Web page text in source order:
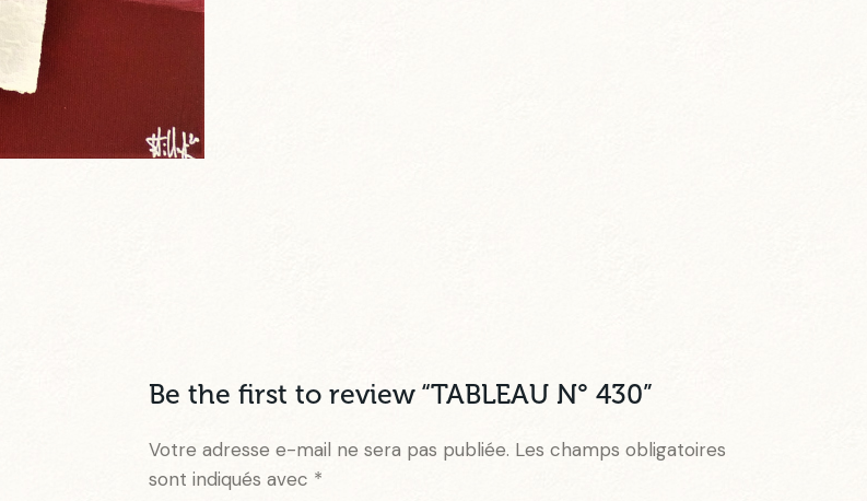
Be the first to review “TABLEAU N° 430”
Votre adresse e-mail ne sera pas publiée. Les champs obligatoires
sont indiqués avec *